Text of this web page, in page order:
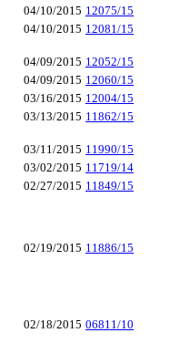
04/10/2015 12075/15
04/10/2015 12081/15
04/09/2015 12052/15
04/09/2015 12060/15
03/16/2015 12004/15
03/13/2015 11862/15
03/11/2015 11990/15
03/02/2015 11719/14
02/27/2015 11849/15
02/19/2015 11886/15
02/18/2015 06811/10